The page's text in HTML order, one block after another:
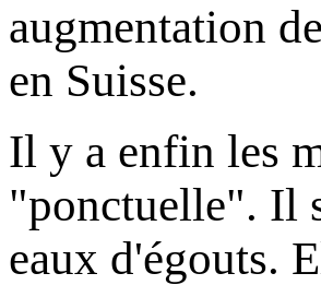
augmentation
en Suisse.
Il y a enfin les
"ponctuelle". Il
eaux d'égouts.